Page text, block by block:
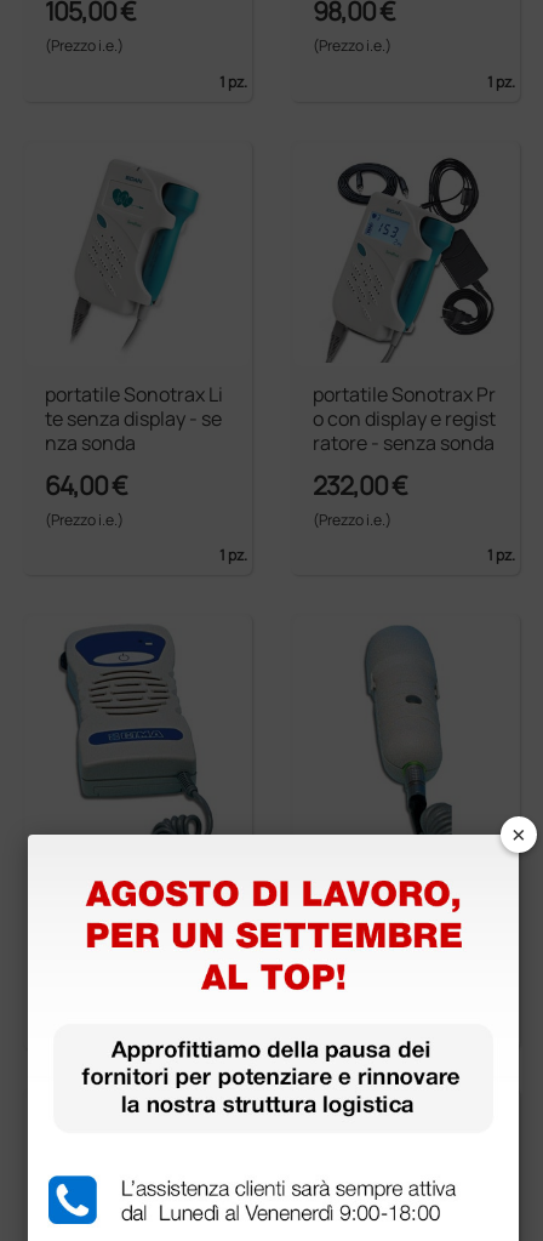
105,00 €
(Prezzo i.e.)
1 pz.
98,00 €
(Prezzo i.e.)
1 pz.
portatile Sonotrax Li
te senza display - se
nza sonda
64,00 €
(Prezzo i.e.)
1 pz.
portatile Sonotrax Pr
o con display e regist
ratore - senza sonda
232,00 €
(Prezzo i.e.)
1 pz.
etale V2000 - senza
sonda
275,00 €
Hz per doppler V200
0
279,00 €
(Prezzo i.e.)
×